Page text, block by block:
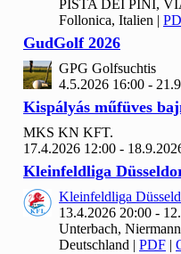
PISTA DEI PINI,
Follonica, Italien |
GudGolf 2026
GPG Golfsuchtis
4.5.2026 16:00 -
Kispályás műfüves
MKS KN KFT.
17.4.2026 12:00 -
Kleinfeldliga
Kleinfeldliga
13.4.2026 20:00 -
Unterbach,
Deutschland | PDF |